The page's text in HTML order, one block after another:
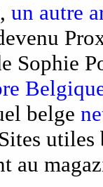
un autre
Sophie
belge
utiles
au